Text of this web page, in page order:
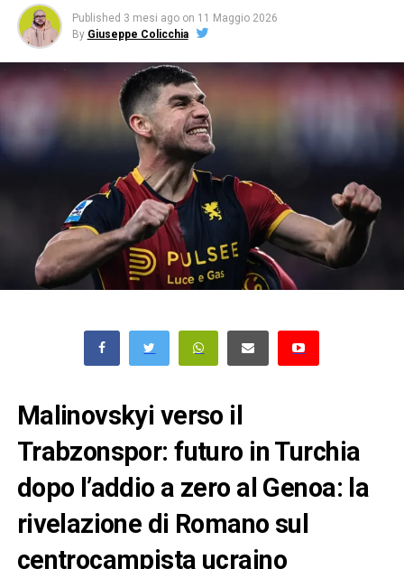
Published 3 mesi ago on 11 Maggio 2026
By Giuseppe Colicchia
Malinovskyi verso il
Trabzonspor: futuro in Turchia
dopo l’addio a zero al Genoa: la
rivelazione di Romano sul
centrocampista ucraino